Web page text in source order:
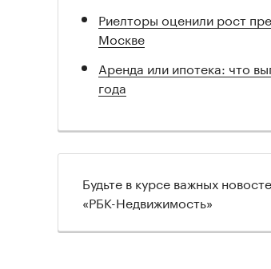
Риелторы оценили рост
Москве
Аренда или ипотека: что
года
Будьте в курсе важных
«РБК-Недвижимость»